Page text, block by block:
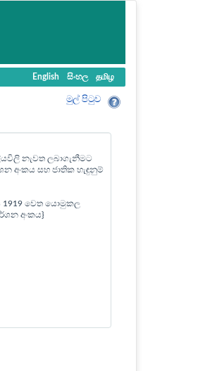
English සිංහල தமிழ
මුල් පි‍ටුව
නැවත ලබාගැනීමට
අංකය සහ ජාතික හැඳුනුම්
1919 වෙත යොමුකල
අංකය}